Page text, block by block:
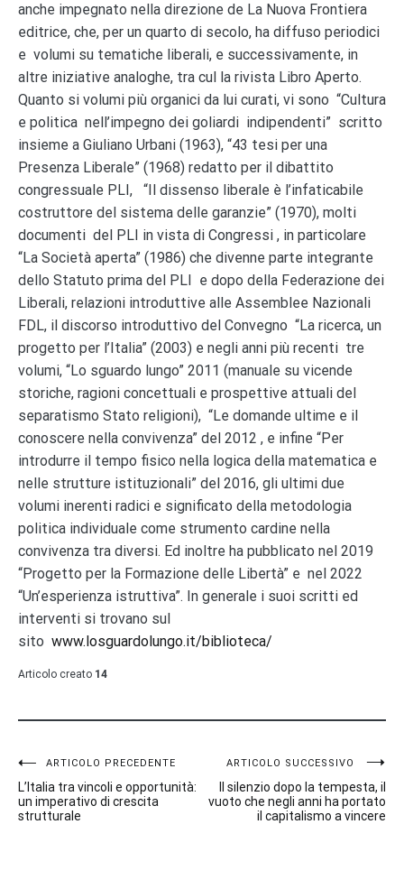
anche impegnato nella direzione de La Nuova Frontiera
editrice, che, per un quarto di secolo, ha diffuso periodici
e volumi su tematiche liberali, e successivamente, in
altre iniziative analoghe, tra cul la rivista Libro Aperto.
Quanto si volumi più organici da lui curati, vi sono “Cultura
e politica nell’impegno dei goliardi indipendenti” scritto
insieme a Giuliano Urbani (1963), “43 tesi per una
Presenza Liberale” (1968) redatto per il dibattito
congressuale PLI, “Il dissenso liberale è l’infaticabile
costruttore del sistema delle garanzie” (1970), molti
documenti del PLI in vista di Congressi , in particolare
“La Società aperta” (1986) che divenne parte integrante
dello Statuto prima del PLI e dopo della Federazione dei
Liberali, relazioni introduttive alle Assemblee Nazionali
FDL, il discorso introduttivo del Convegno “La ricerca, un
progetto per l’Italia” (2003) e negli anni più recenti tre
volumi, “Lo sguardo lungo” 2011 (manuale su vicende
storiche, ragioni concettuali e prospettive attuali del
separatismo Stato religioni), “Le domande ultime e il
conoscere nella convivenza” del 2012 , e infine “Per
introdurre il tempo fisico nella logica della matematica e
nelle strutture istituzionali” del 2016, gli ultimi due
volumi inerenti radici e significato della metodologia
politica individuale come strumento cardine nella
convivenza tra diversi. Ed inoltre ha pubblicato nel 2019
“Progetto per la Formazione delle Libertà” e nel 2022
“Un’esperienza istruttiva”. In generale i suoi scritti ed
interventi si trovano sul
sito www.losguardolungo.it/biblioteca/
Articolo creato 14
Navigazione
articoli
ARTICOLO PRECEDENTE
L’Italia tra vincoli e opportunità:
un imperativo di crescita
strutturale
ARTICOLO SUCCESSIVO
Il silenzio dopo la tempesta, il
vuoto che negli anni ha portato
il capitalismo a vincere